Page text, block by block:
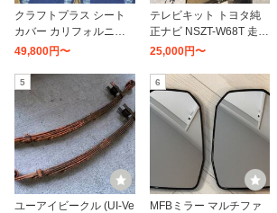
クラフトプラス シート
カバー カリフォルニア
タイプ2 トヨタ 200系 ハ
型/7型 ワゴンGL ユーロ
プレミアム セット
49,800円〜
テレビキット トヨタ純
正ナビ NSZT-W68T 走行
中テレビ ナビ操作がで
オプション 2018 2019
年 TV ナビ キャンセラー
DVD 視聴可
25,000円〜
5
ユーアイビークル (UI-Ve
6
MFBミラー マルチファ